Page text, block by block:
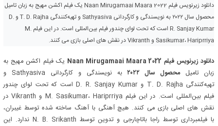
دانلود زیرنویس فیلم Naan Mirugamaai Maara 2022 یک فیلم اکشن مهیج به زبان تامیل
محصول سال ۲۰۲۲ به نویسندگی و کارگردانی Sathyasiva و تهیه‌کنندگی T. D. Rajha و D.
R. Sanjay Kumar است که تحت لوای چندور فیلم بین‌المللی است. در این فیلم M.
Sasikumar، Hariprriya و Vikranth در نقش های اصلی بازی می کنند.
دانلود زیرنویس فیلم Naan Mirugamaai Maara 2022
یک فیلم اکشن مهیج به
زبان تامیلمحصول سال ۲۰۲۲
به نویسندگی و کارگردانی Sathyasiva و
تهیه‌کنندگی T. D. Rajha و D. R. Sanjay Kumar است که تحت لوای چندور
فیلم بین‌المللی است. در این فیلم M. Sasikumar، Hariprriya و Vikranth در
نقش های اصلی بازی می کنند. هیچ آهنگی با آهنگ ساخته شده توسط غیبران،
با فیلمبرداری توسط راجا باتاچارجی و تدوین توسط N. B. Srikanth ندارد. این